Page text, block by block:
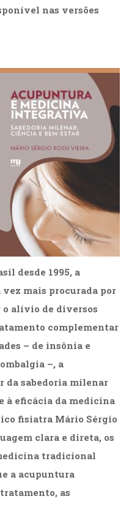
nas versões
desde 1995, a
mais procurada por
o alívio de diversos
complementar
– de insônia e
–, a
da sabedoria milenar
à eficácia da medicina
fisiatra Mário Sérgio
clara e direta, os
tradicional
a acupuntura
as